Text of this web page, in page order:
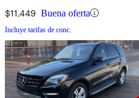
$11,449 Buena oferta
Incluye tarifas de conc.